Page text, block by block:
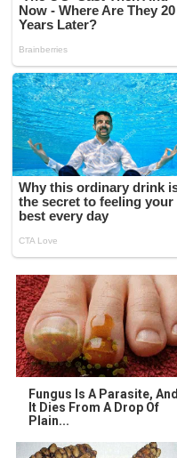
Fungus Is A Parasite, And
It Dies From A Drop Of
Plain...